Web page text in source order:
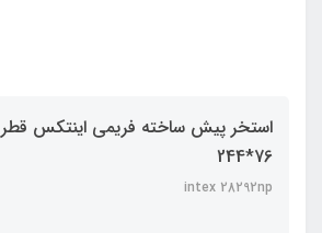
استخر پیش ساخته فریمی اینتکس قطر
76*244
intex 28292np